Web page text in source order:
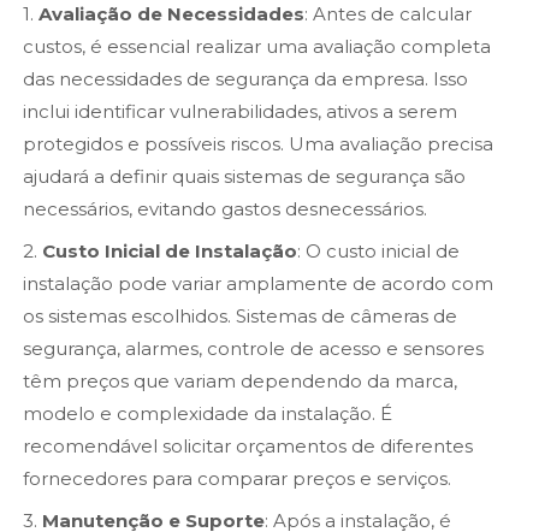
1.Avaliação de Necessidades: Antes de calcular
custos, é essencial realizar uma avaliação completa
das necessidades de segurança da empresa. Isso
inclui identificar vulnerabilidades, ativos a serem
protegidos e possíveis riscos. Uma avaliação precisa
ajudará a definir quais sistemas de segurança são
necessários, evitando gastos desnecessários.
2. Custo Inicial de Instalação: O custo inicial de
instalação pode variar amplamente de acordo com
os sistemas escolhidos. Sistemas de câmeras de
segurança, alarmes, controle de acesso e sensores
têm preços que variam dependendo da marca,
modelo e complexidade da instalação. É
recomendável solicitar orçamentos de diferentes
fornecedores para comparar preços e serviços.
3. Manutenção e Suporte: Após a instalação, é